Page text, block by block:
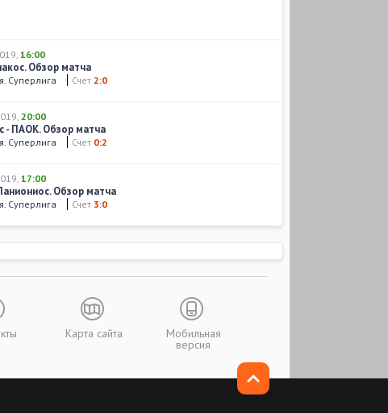
, 16:00
Обзор матча
Суперлига Счет 2:0
, 20:00
- ПАОК. Обзор матча
Суперлига Счет 0:2
, 17:00
Обзор матча
Суперлига Счет 3:0
Карта сайта Мобильная
версия